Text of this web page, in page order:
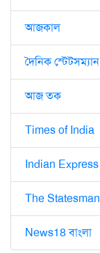
আজকাল
দৈনিক স্টেটসম্যান
আজ তক
Times of India
Indian Express
The Statesman
News18 বাংলা